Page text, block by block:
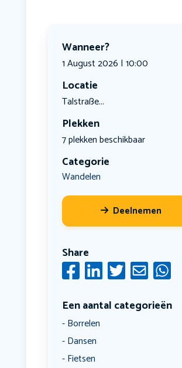
Wanneer?
1 August 2026 | 10:00
Locatie
Talstraße...
Plekken
7 plekken beschikbaar
Categorie
Wandelen
Deelnemen
Share
Een aantal categorieën
Borrelen
Dansen
Fietsen